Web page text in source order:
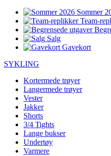
Sommer
Team-
Salg
Gavekort
SYKLING
Kortermede trøyer
Langermede trøyer
Vester
Jakker
Shorts
3/4 Tights
Lange bukser
Undertøy
Varmere